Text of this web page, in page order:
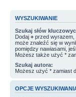
WYSZUKIWANIE
Szukaj słów
Dodaj + przed
może znaleźć się w
pomiędzy nawiasami,
Możesz także użyć *
Szukaj autora:
Możesz użyć * zamiast
OPCJE